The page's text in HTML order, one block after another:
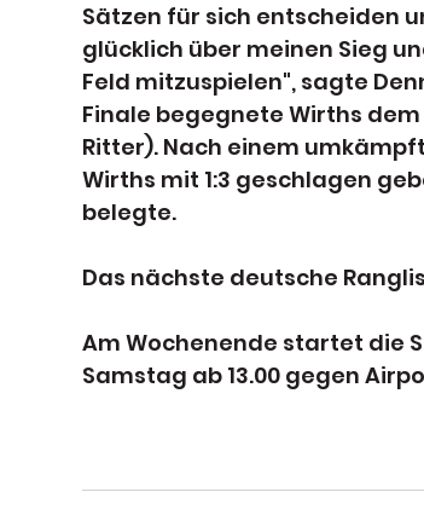
Sätzen für sich entscheiden
glücklich über meinen Sieg
Feld mitzuspielen", sagte
Finale begegnete Wirths
Ritter). Nach einem
Wirths mit 1:3 geschlagen
belegte.
Das nächste deutsche
Am Wochenende startet die
Samstag ab 13.00 gegen